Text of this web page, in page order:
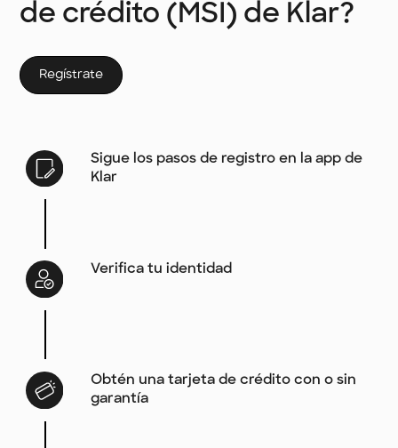
de crédito (MSI) de Klar?
Regístrate
Sigue los pasos de registro en la app de
Klar
Verifica tu identidad
Obtén una tarjeta de crédito con o sin
garantía